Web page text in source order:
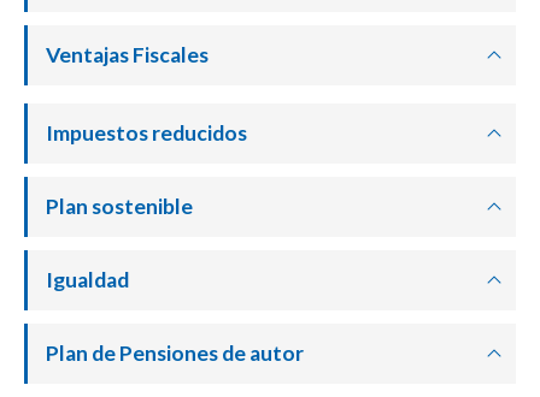
Ventajas Fiscales
Impuestos reducidos
Plan sostenible
Igualdad
Plan de Pensiones de autor